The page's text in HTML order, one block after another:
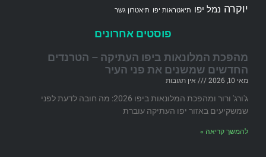
יוקרה נמל יפו תיאטראות יפו תיאטרון גשר
פוסטים אחרונים
מהפכת המלונאות ביפו העתיקה – הטרנדים
החדשים שמשנים את פני העיר
מאי 10, 2026
אין תגובות
ג'ורג' ורור ומהפכת המלונאות ביפו 2026: מה חובה לדעת לפני
שמשקיעים באזור יפו העתיקה עוברת
להמשך קריאה »